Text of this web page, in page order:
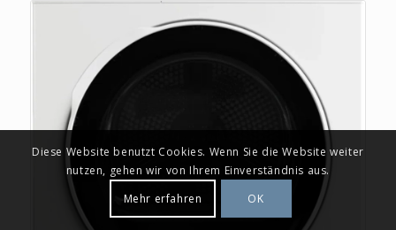
Diese Website benutzt Cookies. Wenn Sie die Website weiter
nutzen, gehen wir von Ihrem Einverständnis aus.
Mehr erfahren
OK